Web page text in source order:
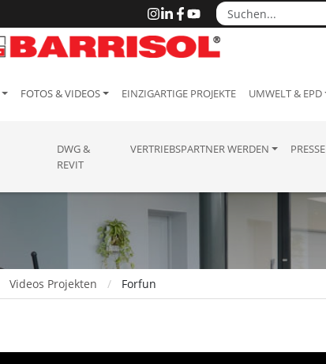
FOTOS & VIDEOS EINZIGARTIGE PROJEKTE UMWELT & EPD
DWG &
REVIT
VERTRIEBSPARTNER WERDEN PRESSE
Videos Projekten Forfun